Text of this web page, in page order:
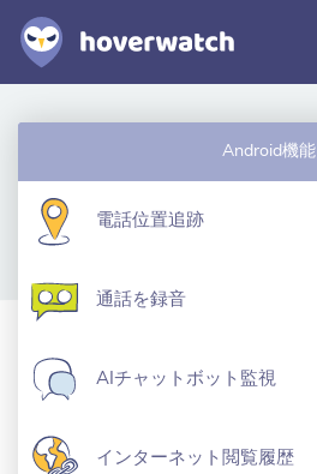
機能
Android機能
電話位置追跡
通話を録音
AIチャットボット監視
インターネット閲覧履歴